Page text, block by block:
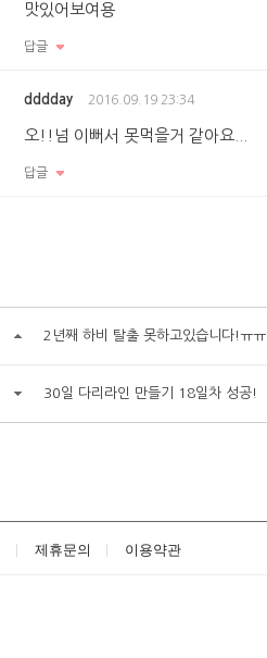
맛있어보여용
답글
dddday 2016.09.19 23:34
오!!넘 이뻐서 못먹을거 같아요...
답글
2년째 하비 탈출 못하고있습니다!ㅠㅠ
30일 다리라인 만들기 18일차 성공!
제휴문의 이용약관